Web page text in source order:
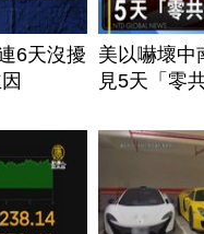
6天沒擾
美以嚇壞中
見5天「零